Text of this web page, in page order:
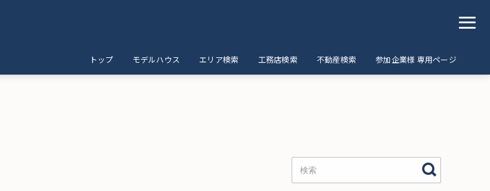
トップ モデルハウス エリア検索 工務店検索 不動産検索 参加企業様 専用ページ